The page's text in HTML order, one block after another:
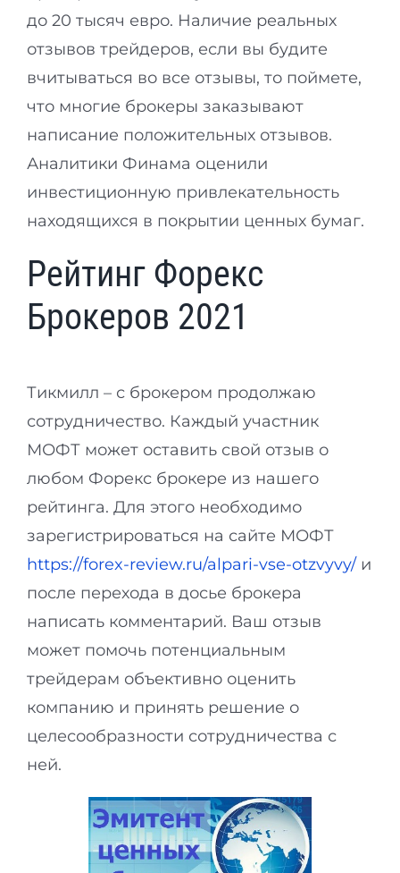
до 20 тысяч евро. Наличие реальных
отзывов трейдеров, если вы будите
вчитываться во все отзывы, то поймете,
что многие брокеры заказывают
написание положительных отзывов.
Аналитики Финама оценили
инвестиционную привлекательность
находящихся в покрытии ценных бумаг.
Рейтинг Форекс
Брокеров 2021
Тикмилл – с брокером продолжаю
сотрудничество. Каждый участник
МОФТ может оставить свой отзыв о
любом Форекс брокере из нашего
рейтинга. Для этого необходимо
зарегистрироваться на сайте МОФТ
https://forex-review.ru/alpari-vse-otzvyvy/ и
после перехода в досье брокера
написать комментарий. Ваш отзыв
может помочь потенциальным
трейдерам объективно оценить
компанию и принять решение о
целесообразности сотрудничества с
ней.